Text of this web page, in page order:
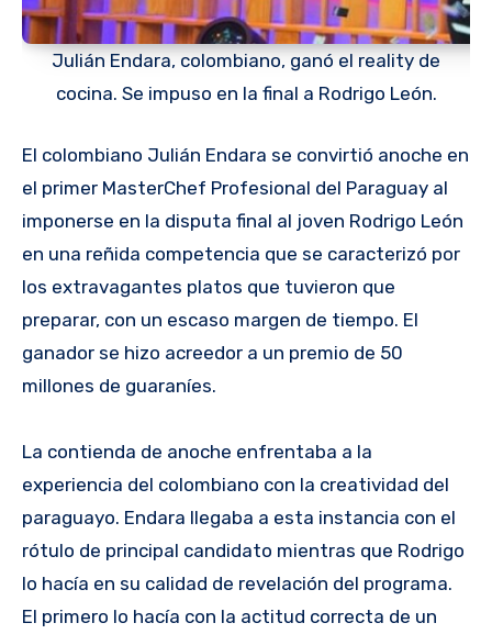
Julián Endara, colombiano, ganó el reality de
cocina. Se impuso en la final a Rodrigo León.
El colombiano Julián Endara se convirtió anoche en
el primer MasterChef Profesional del Paraguay al
imponerse en la disputa final al joven Rodrigo León
en una reñida competencia que se caracterizó por
los extravagantes platos que tuvieron que
preparar, con un escaso margen de tiempo. El
ganador se hizo acreedor a un premio de 50
millones de guaraníes.
La contienda de anoche enfrentaba a la
experiencia del colombiano con la creatividad del
paraguayo. Endara llegaba a esta instancia con el
rótulo de principal candidato mientras que Rodrigo
lo hacía en su calidad de revelación del programa.
El primero lo hacía con la actitud correcta de un